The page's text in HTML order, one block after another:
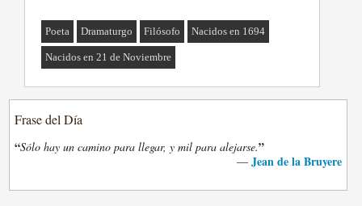
Poeta Dramaturgo Filósofo Nacidos en 1694
Nacidos en 21 de Noviembre
Frase del Día
“Sólo hay un camino para llegar, y mil para alejarse.”
— Jean de la Bruyere